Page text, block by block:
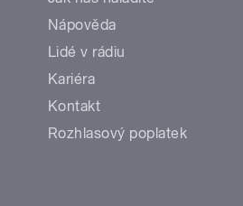
Nápověda
Lidé v rádiu
Kariéra
Kontakt
Rozhlasový poplatek